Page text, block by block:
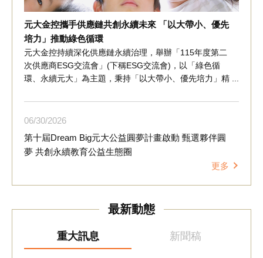
元大金控攜手供應鏈共創永續未來 「以大帶小、優先
培力」推動綠色循環
元大金控持續深化供應鏈永續治理，舉辦「115年度第二
次供應商ESG交流會」(下稱ESG交流會)，以「綠色循
環、永續元大」為主題，秉持「以大帶小、優先培力」精
及供應鏈永續實務，協助掌握淨零轉型趨勢，提升供應鏈
韌性，共同推動產業綠色轉型。 ESG交流會邀請環境部
並邀請睿禾金碳集團分享企業實務經驗，從綠電採購、資
源回收及友善產品採購等循環經濟面向，說明如何將永續
理念融入日常營運，降低環境風險並創造循環經濟價值。
育計畫」，累計回收逾400件桌上型及筆記型電腦、液晶
延長設備使用壽命，換算約減少5.984公噸二氧化碳排放
量，相當於少砍伐498顆樹木。此外，活動並透過分組討
06 30 2026
第十屆Dream Big元大公益圓夢計畫啟動 甄選夥伴圓
夢 共創永續教育公益生態圈
更多
最新動態
重大訊息 新聞稿